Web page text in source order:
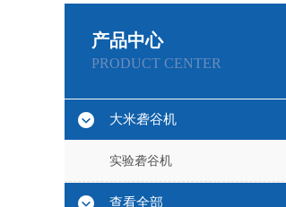
产品中心
PRODUCT CENTER
大米砻谷机
实验砻谷机
查看全部